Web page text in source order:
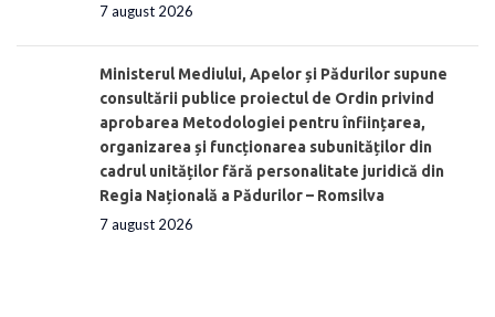
7 august 2026
Ministerul Mediului, Apelor și Pădurilor supune
consultării publice proiectul de Ordin privind
aprobarea Metodologiei pentru înființarea,
organizarea și funcționarea subunităților din
cadrul unităților fără personalitate juridică din
Regia Națională a Pădurilor – Romsilva
7 august 2026